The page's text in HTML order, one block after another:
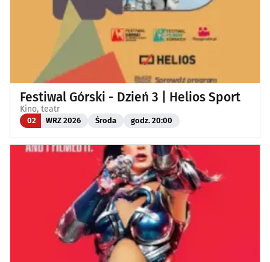
Festiwal Górski - Dzień 3 | Helios Sport
Kino, teatr
02 WRZ 2026 Środa godz. 20:00